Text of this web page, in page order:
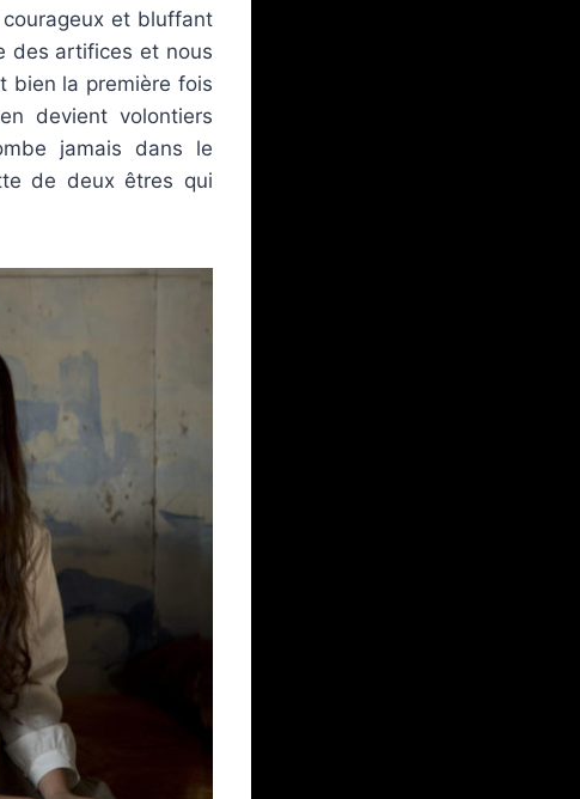
et bluffant
des artifices et nous
bien la première fois
devient volontiers
jamais dans le
de deux êtres qui